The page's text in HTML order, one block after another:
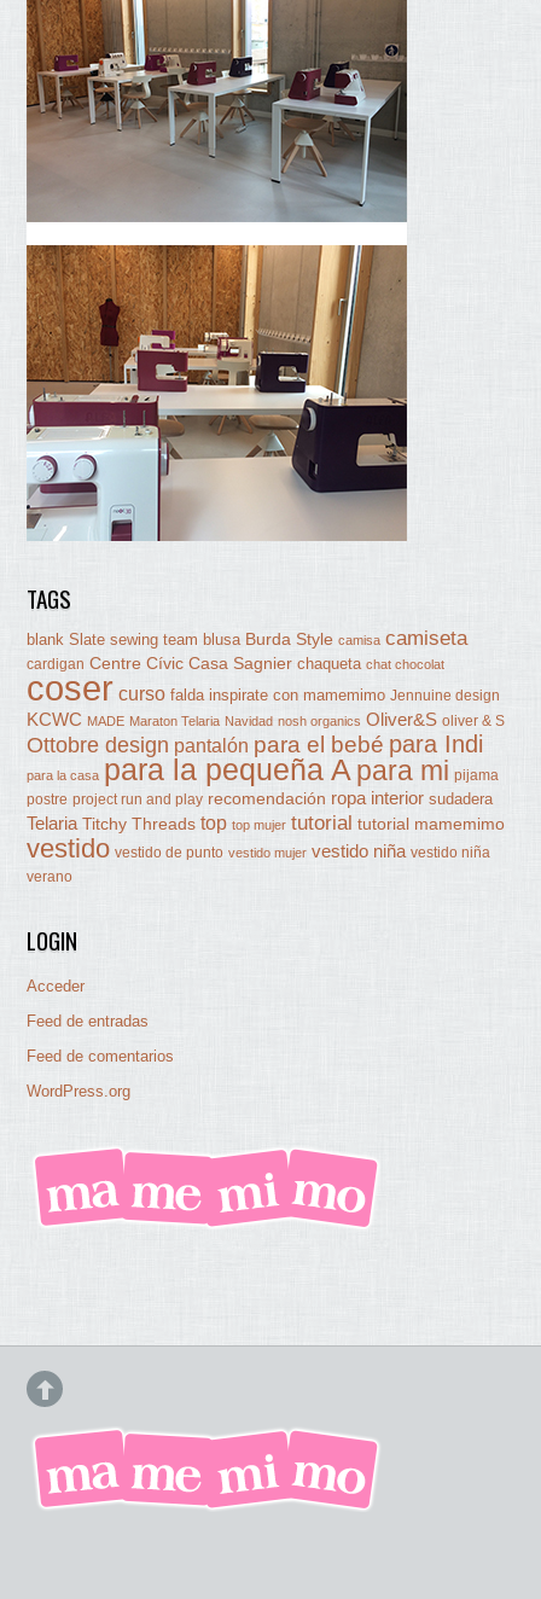
TAGS
blank Slate sewing team blusa Burda Style camisa camiseta
cardigan Centre Cívic Casa Sagnier chaqueta chat chocolat
coser curso falda inspirate con mamemimo Jennuine design
KCWC MADE Maraton Telaria Navidad nosh organics Oliver&S oliver & S
Ottobre design pantalón para el bebé para Indi
para la casa para la pequeña A para mi pijama
postre project run and play recomendación ropa interior sudadera
Telaria Titchy Threads top top mujer tutorial tutorial mamemimo
vestido vestido de punto vestido mujer vestido niña vestido niña
verano
LOGIN
Acceder
Feed de entradas
Feed de comentarios
WordPress.org